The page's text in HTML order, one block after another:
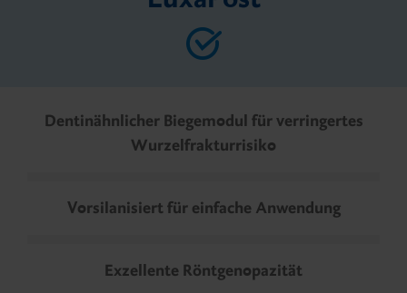
Dentinähnlicher Biegemodul für verringertes
Wurzelfrakturrisiko
Vorsilanisiert für einfache Anwendung
Exzellente Röntgenopazität